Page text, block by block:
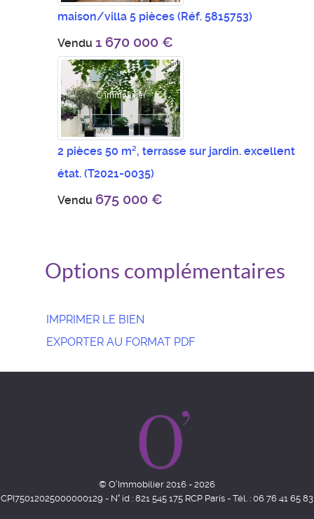
maison/villa 5 pièces (Réf. 5815753)
Vendu 1 670 000 €
2 pièces 50 m², terrasse sur jardin. excellent
état. (T2021-0035)
Vendu 675 000 €
Options complémentaires
IMPRIMER LE BIEN
EXPORTER AU FORMAT PDF
© O'Immobilier 2016 - 2026
CPI75012025000000129 - N° id : 821 545 175 RCP Paris - Tél. : 06 76 41 65 83